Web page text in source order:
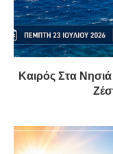
Καιρός Στα